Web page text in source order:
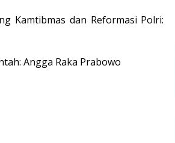
Kamtibmas dan Reformasi Polri:
Angga Raka Prabowo